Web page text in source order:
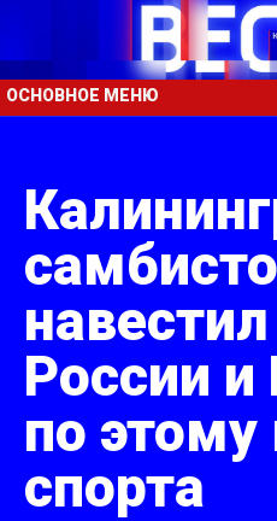
ОСНОВНОЕ МЕНЮ
России
по этому
спорта